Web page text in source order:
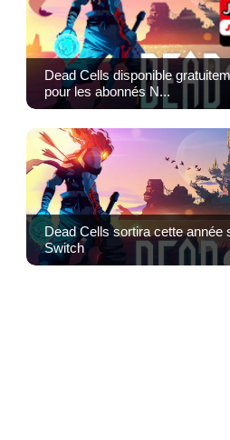
Dead Cells disponible
pour les abonnés N...
Dead Cells sortira cette année
Switch